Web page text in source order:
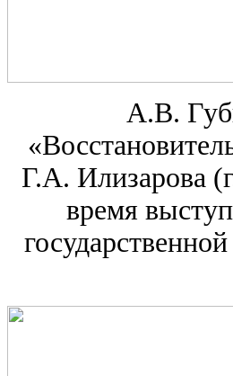
А.В.
Г.А. Илизарова
время